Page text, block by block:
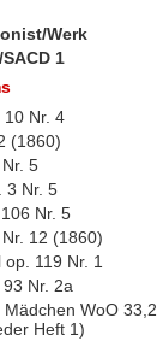
Werk
SACD 1
10 Nr. 4
(1860)
5
3 Nr. 5
Nr. 5
12 (1860)
119 Nr. 1
Nr. 2a
WoO 33,2
Heft 1)